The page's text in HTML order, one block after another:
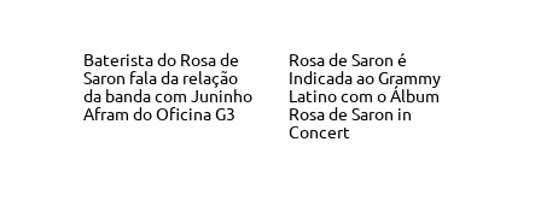
Baterista do Rosa de
Saron fala da relação
da banda com Juninho
Afram do Oficina G3
Rosa de Saron é
Indicada ao Grammy
Latino com o Álbum
Rosa de Saron in
Concert